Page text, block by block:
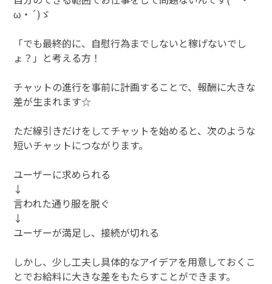
ω・´)ゞ
「でも最終的に、自慰行為までしないと稼げないでし
ょ？」と考える方！
チャットの進行を事前に計画することで、報酬に大きな
差が生まれます☆
ただ線引きだけをしてチャットを始めると、次のような
短いチャットにつながります。
ユーザーに求められる
↓
言われた通り服を脱ぐ
↓
ユーザーが満足し、接続が切れる
しかし、少し工夫し具体的なアイデアを用意しておくこ
とでお給料に大きな差をもたらすことができます。